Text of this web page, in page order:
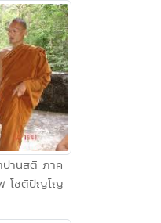
ปานสติ ภาค
โชติปัญโญ